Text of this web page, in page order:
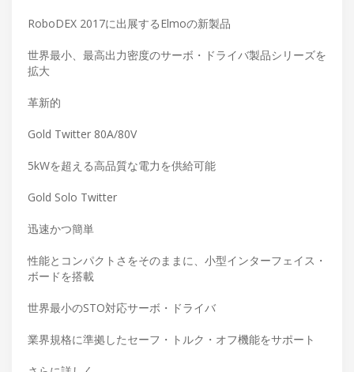
RoboDEX 2017に出展するElmoの新製品
世界最小、最高出力密度のサーボ・ドライバ製品シリーズを
拡大
革新的
Gold Twitter 80A/80V
5kWを超える高品質な電力を供給可能
Gold Solo Twitter
迅速かつ簡単
性能とコンパクトさをそのままに、小型インターフェイス・
ボードを搭載
世界最小のSTO対応サーボ・ドライバ
業界規格に準拠したセーフ・トルク・オフ機能をサポート